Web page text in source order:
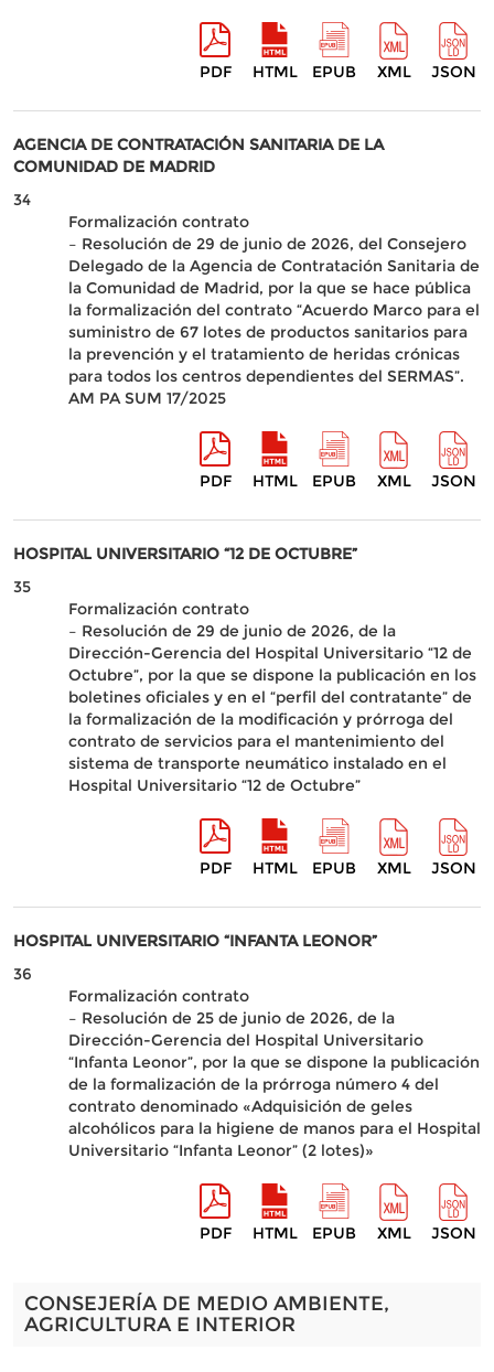
PDF HTML EPUB XML JSON
AGENCIA DE CONTRATACIÓN SANITARIA DE LA
COMUNIDAD DE MADRID
34
Formalización contrato
– Resolución de 29 de junio de 2026, del Consejero
Delegado de la Agencia de Contratación Sanitaria de
la Comunidad de Madrid, por la que se hace pública
la formalización del contrato “Acuerdo Marco para el
suministro de 67 lotes de productos sanitarios para
la prevención y el tratamiento de heridas crónicas
para todos los centros dependientes del SERMAS”.
AM PA SUM 17/2025
PDF HTML EPUB XML JSON
HOSPITAL UNIVERSITARIO “12 DE OCTUBRE”
35
Formalización contrato
– Resolución de 29 de junio de 2026, de la
Dirección-Gerencia del Hospital Universitario “12 de
Octubre”, por la que se dispone la publicación en los
boletines oficiales y en el “perfil del contratante” de
la formalización de la modificación y prórroga del
contrato de servicios para el mantenimiento del
sistema de transporte neumático instalado en el
Hospital Universitario “12 de Octubre”
PDF HTML EPUB XML JSON
HOSPITAL UNIVERSITARIO “INFANTA LEONOR”
36
Formalización contrato
– Resolución de 25 de junio de 2026, de la
Dirección-Gerencia del Hospital Universitario
“Infanta Leonor”, por la que se dispone la publicación
de la formalización de la prórroga número 4 del
contrato denominado «Adquisición de geles
alcohólicos para la higiene de manos para el Hospital
Universitario “Infanta Leonor” (2 lotes)»
PDF HTML EPUB XML JSON
CONSEJERÍA DE MEDIO AMBIENTE,
AGRICULTURA E INTERIOR